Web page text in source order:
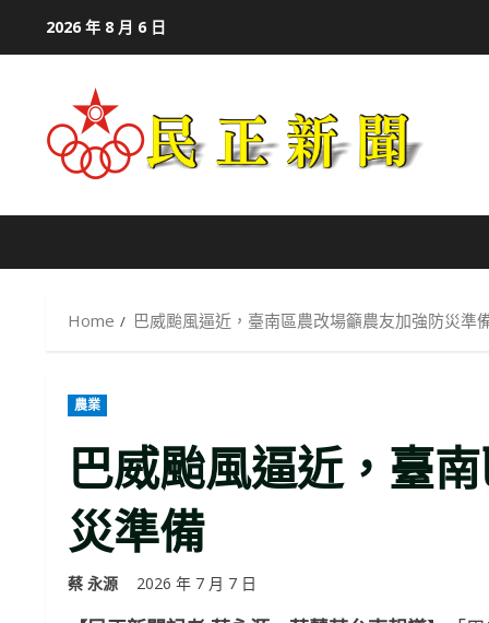
2026 年 8 月 6 日
Home 巴威颱風逼近，臺南區農改場籲農友加強防災準
農業
巴威颱風逼近，臺
災準備
蔡 永源 2026 年 7 月 7 日